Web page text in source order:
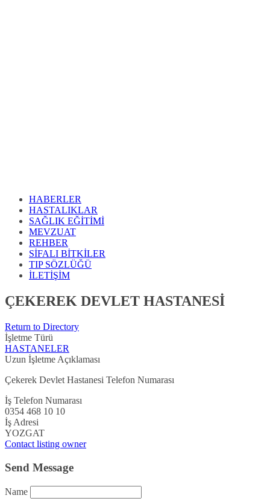
HABERLER
HASTALIKLAR
SAĞLIK EĞİTİMİ
MEVZUAT
REHBER
SİFALI BİTKİLER
TIP SÖZLÜĞÜ
İLETİŞİM
ÇEKEREK DEVLET HASTANESİ
Return to Directory
İşletme Türü
HASTANELER
Uzun İşletme Açıklaması
Çekerek Devlet Hastanesi Telefon Numarası
İş Telefon Numarası
0354 468 10 10
İş Adresi
YOZGAT
Contact listing owner
Send Message
Name